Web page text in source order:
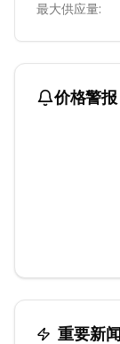
最大供应量:
价格警报
重要新闻